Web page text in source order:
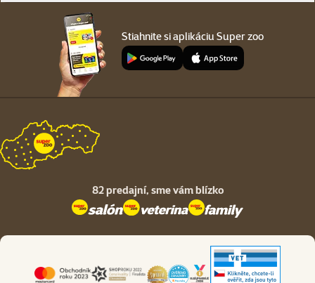
Stiahnite si aplikáciu Super zoo
82 predajní, sme vám blízko